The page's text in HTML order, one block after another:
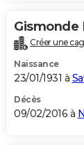
Gismonde
Créer une
Naissance
23/01/1931 à
Décès
09/02/2016 à